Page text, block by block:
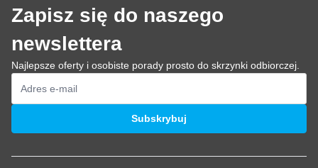
Zapisz się do naszego
newslettera
Najlepsze oferty i osobiste porady prosto do skrzynki odbiorczej.
Adres e-mail
Subskrybuj